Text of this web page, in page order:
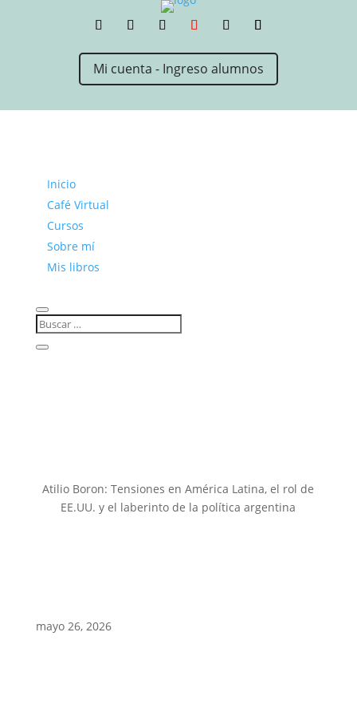
Mi cuenta - Ingreso alumnos
Inicio
Café Virtual
Cursos
Sobre mí
Mis libros
Atilio Boron: Tensiones en América Latina, el rol de
EE.UU. y el laberinto de la política argentina
mayo 26, 2026